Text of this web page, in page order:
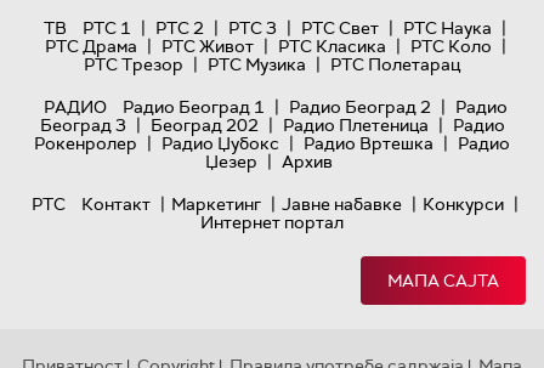
ТВ
РТС 1 | РТС 2 | РТС 3 | РТС Свет | РТС Наука |
РТС Драма | РТС Живот | РТС Класика | РТС Коло |
РТС Трезор | РТС Музика | РТС Полетарац
РАДИО
Радио Београд 1 | Радио Београд 2 | Радио
Београд 3 | Београд 202 | Радио Плетеница | Радио
Рокенролер | Радио Џубокс | Радио Вртешка | Радио
Џезер | Архив
РТС
Контакт | Маркетинг | Јавне набавке | Конкурси |
Интернет портал
МАПА САЈТА